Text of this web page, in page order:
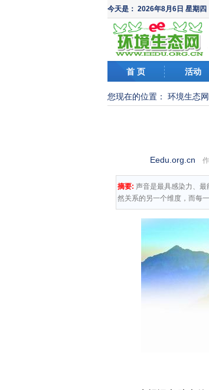
今天是： 2026年8月6日 星期四
首 页 活动
您现在的位置： 环境生态网
Eedu.org.cn 作
摘要: 声音是最具感染力、
然关系的另一个维度，而每